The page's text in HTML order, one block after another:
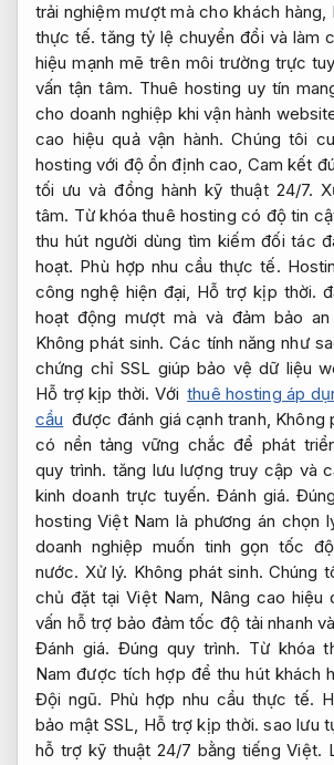
trải nghiệm mượt mà cho khách hàng,
thực tế. tăng tỷ lệ chuyển đổi và làm
hiệu mạnh mẽ trên môi trường trực
vấn tận tâm. Thuê hosting uy tín
cho doanh nghiệp khi vận hành
cao hiệu quả vận hành. Chúng tôi
hosting với độ ổn định cao, Cam kết
tối ưu và đồng hành kỹ thuật 24/7.
tâm. Từ khóa thuê hosting có độ tin
thu hút người dùng tìm kiếm đối tác
hoạt. Phù hợp nhu cầu thực tế.
công nghệ hiện đại, Hỗ trợ kịp thời.
hoạt động mượt mà và đảm bảo
Không phát sinh. Các tính năng như
chứng chỉ SSL giúp bảo vệ dữ liệu
Hỗ trợ kịp thời. Với thuê hosting áp
cầu được đánh giá cạnh tranh, Không
có nền tảng vững chắc để phát
quy trình. tăng lưu lượng truy cập và
kinh doanh trực tuyến.Đánh giá.
hosting Việt Nam là phương án chọn
doanh nghiệp muốn tinh gọn tốc
nước. Xử lý. Không phát sinh. Chúng
chủ đặt tại Việt Nam, Nâng cao hiệu
vấn hỗ trợ bảo đảm tốc độ tải nhanh
Đánh giá. Đúng quy trình. Từ khóa
Nam được tích hợp để thu hút khách
Đội ngũ. Phù hợp nhu cầu thực tế.
bảo mật SSL, Hỗ trợ kịp thời. sao lưu
hỗ trợ kỹ thuật 24/7 bằng tiếng Việt.